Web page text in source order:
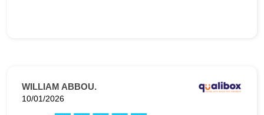
WILLIAM ABBOU.
10/01/2026